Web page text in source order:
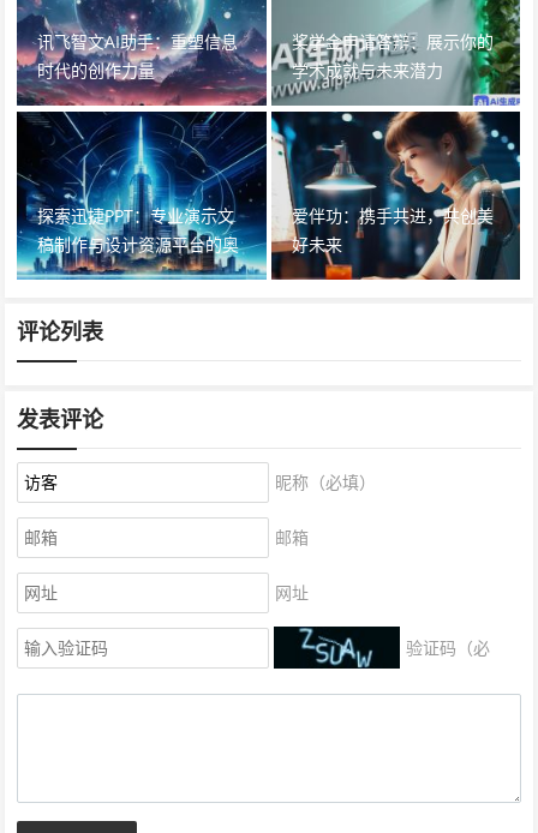
讯飞智文AI助手：重塑信息
时代的创作力量
奖学金申请答辩：展示你的
学术成就与未来潜力
探索迅捷PPT：专业演示文
稿制作与设计资源平台的奥
秘
爱伴功：携手共进，共创美
好未来
评论列表
发表评论
昵称（必填）
邮箱
网址
验证码（必
填）